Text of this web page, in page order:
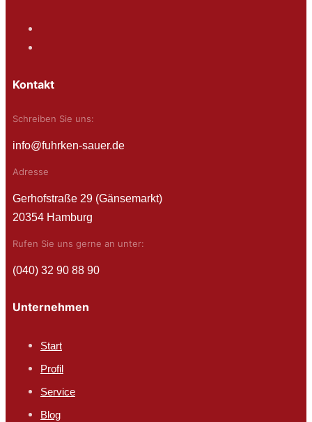
Kontakt
Schreiben Sie uns:
info@fuhrken-sauer.de
Adresse
Gerhofstraße 29 (Gänsemarkt)
20354 Hamburg
Rufen Sie uns gerne an unter:
(040) 32 90 88 90
Unternehmen
Start
Profil
Service
Blog